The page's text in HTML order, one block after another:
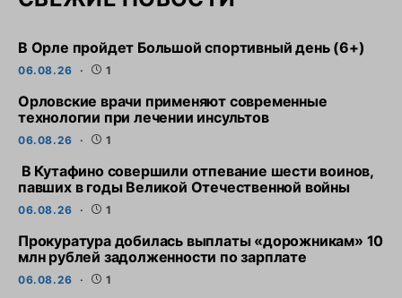
В Орле пройдет Большой спортивный день (6+)
06.08.26 1
Орловские врачи применяют современные
технологии при лечении инсультов
06.08.26 1
В Кутафино совершили отпевание шести воинов,
павших в годы Великой Отечественной войны
06.08.26 1
Прокуратура добилась выплаты «дорожникам» 10
млн рублей задолженности по зарплате
06.08.26 1